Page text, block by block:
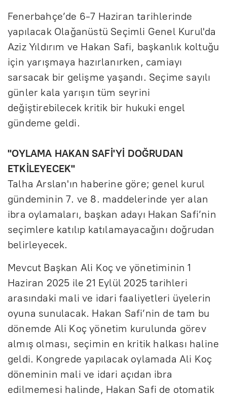
Fenerbahçe’de 6-7 Haziran tarihlerinde
yapılacak Olağanüstü Seçimli Genel Kurul'da
Aziz Yıldırım ve Hakan Safi, başkanlık koltuğu
için yarışmaya hazırlanırken, camiayı
sarsacak bir gelişme yaşandı. Seçime sayılı
günler kala yarışın tüm seyrini
değiştirebilecek kritik bir hukuki engel
gündeme geldi.
''OYLAMA HAKAN SAFİ'Yİ DOĞRUDAN
ETKİLEYECEK''
Talha Arslan'ın haberine göre; genel kurul
gündeminin 7. ve 8. maddelerinde yer alan
ibra oylamaları, başkan adayı Hakan Safi’nin
seçimlere katılıp katılamayacağını doğrudan
belirleyecek.
Mevcut Başkan Ali Koç ve yönetiminin 1
Haziran 2025 ile 21 Eylül 2025 tarihleri
arasındaki mali ve idari faaliyetleri üyelerin
oyuna sunulacak. Hakan Safi’nin de tam bu
dönemde Ali Koç yönetim kurulunda görev
almış olması, seçimin en kritik halkası haline
geldi. Kongrede yapılacak oylamada Ali Koç
döneminin mali ve idari açıdan ibra
edilmemesi halinde, Hakan Safi de otomatik